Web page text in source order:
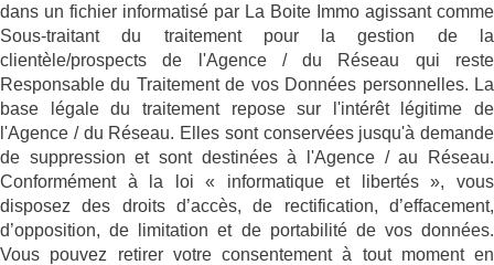
dans un fichier informatisé par La Boite Immo agissant comme
Sous-traitant du traitement pour la gestion de la
clientèle/prospects de l'Agence / du Réseau qui reste
Responsable du Traitement de vos Données personnelles. La
base légale du traitement repose sur l'intérêt légitime de
l'Agence / du Réseau. Elles sont conservées jusqu'à demande
de suppression et sont destinées à l'Agence / au Réseau.
Conformément à la loi « informatique et libertés », vous
disposez des droits d’accès, de rectification, d’effacement,
d’opposition, de limitation et de portabilité de vos données.
Vous pouvez retirer votre consentement à tout moment en